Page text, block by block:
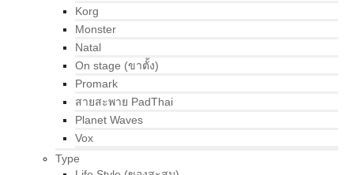
Korg
Monster
Natal
On stage (ขาตั้ง)
Promark
สายสะพาย PadThai
Planet Waves
Vox
Type